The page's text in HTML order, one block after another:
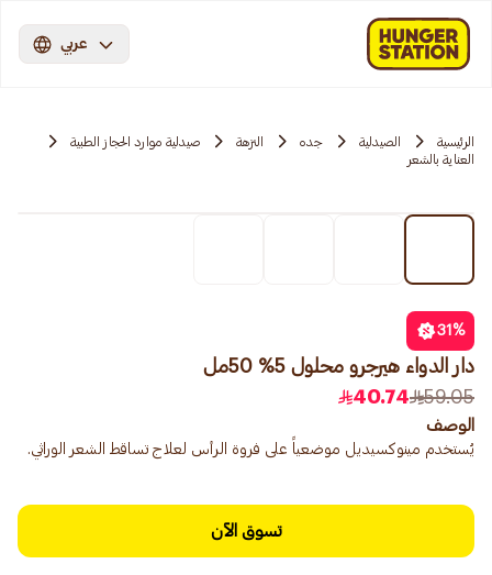
عربي
الرئيسية الصيدلية جده النزهة
صيدلية موارد الحجاز الطبية
العناية بالشعر
31 %
دار الدواء هيرجرو محلول 5% 50مل
59.05
40.74
الوصف
يُستخدم مينوكسيديل موضعياً على فروة الرأس لعلاج تساقط الشعر الوراثي.
تسوق الآن